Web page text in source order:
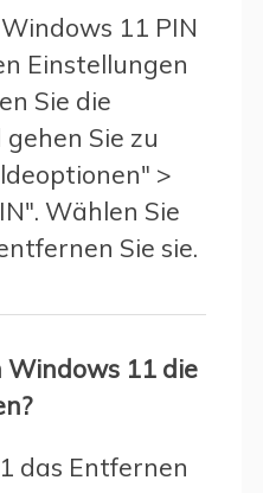
11 PIN
Einstellungen
Sie die
Sie zu
>
Wählen Sie
Sie sie.
11 die
das Entfernen